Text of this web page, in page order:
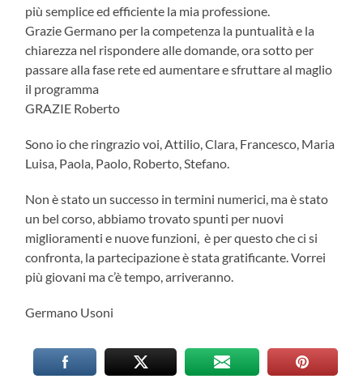
più semplice ed efficiente la mia professione.
Grazie Germano per la competenza la puntualità e la
chiarezza nel rispondere alle domande, ora sotto per
passare alla fase rete ed aumentare e sfruttare al maglio
il programma
GRAZIE Roberto
Sono io che ringrazio voi, Attilio, Clara, Francesco, Maria
Luisa, Paola, Paolo, Roberto, Stefano.
Non è stato un successo in termini numerici, ma è stato
un bel corso, abbiamo trovato spunti per nuovi
miglioramenti e nuove funzioni, è per questo che ci si
confronta, la partecipazione è stata gratificante. Vorrei
più giovani ma c’è tempo, arriveranno.
Germano Usoni